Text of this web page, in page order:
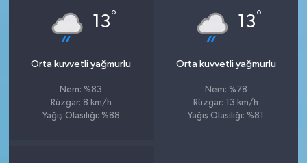
13°
Orta kuvvetli yağmurlu
Nem: %83
Rüzgar: 8 km/h
Yağış Olasılığı: %88
13°
Orta kuvvetli yağmurlu
Nem: %78
Rüzgar: 13 km/h
Yağış Olasılığı: %81